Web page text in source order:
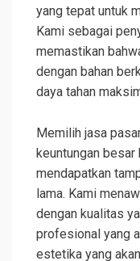
yang tepat untuk
Kami sebagai
memastikan
dengan bahan
daya tahan
Memilih jasa
keuntungan
mendapatkan
lama. Kami
dengan kualitas
profesional yang
estetika yang